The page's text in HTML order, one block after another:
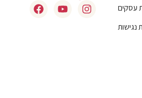
עסקים
נגישות